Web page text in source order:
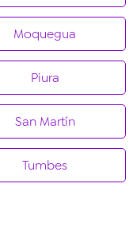
Moquegua
Piura
San Martín
Tumbes